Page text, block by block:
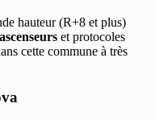
hauteur (R+8 et plus)
et protocoles
cette commune à très